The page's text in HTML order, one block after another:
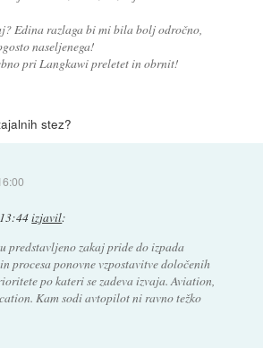
Edina razlaga bi mi bila bolj odročno,
naseljenega!
pri Langkawi preletet in obrnit!
stez?
izjavil:
predstavljeno zakaj pride do izpada
procesa ponovne vzpostavitve določenih
po kateri se zadeva izvaja. Aviation,
Kam sodi avtopilot ni ravno težko